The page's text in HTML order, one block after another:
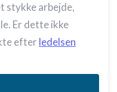
stykke arbejde,
Er dette ikke
efter ledelsen